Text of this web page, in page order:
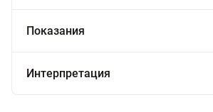
Показания
Интерпретация